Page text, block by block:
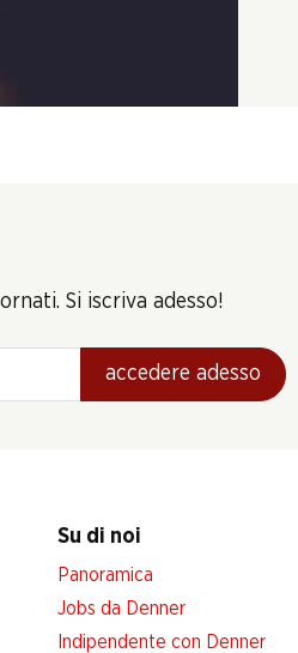
Si iscriva adesso!
accedere adesso
Su di noi
Panoramica
Jobs da Denner
Indipendente con Denner